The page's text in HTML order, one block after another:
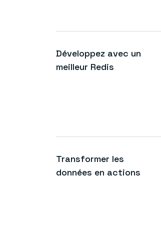
Développez avec un
meilleur Redis
Transformer les
données en actions